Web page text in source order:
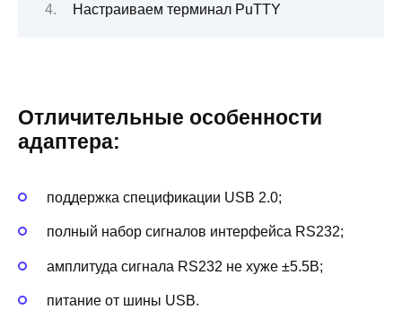
Настраиваем терминал PuTTY
Отличительные особенности
адаптера:
поддержка спецификации USB 2.0;
полный набор сигналов интерфейса RS232;
амплитуда сигнала RS232 не хуже ±5.5В;
питание от шины USB.